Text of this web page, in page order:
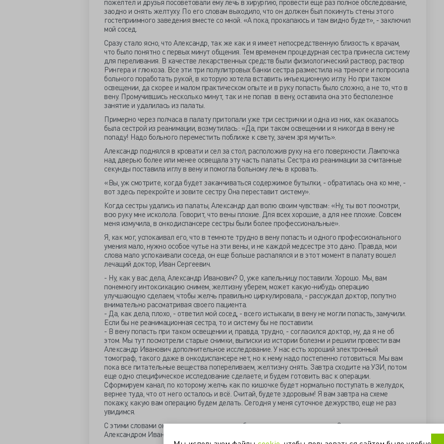
пожелтел и друзья посоветовали ему лечь в хирургию, провести еще раз полное обследование,
заодно и снять желтуху. По его словам выходило, что он должен был покинуть стены этого
гостеприимного заведения вместе со мной. «А пока, прокапаюсь и там видно будет», - заключил
мой сосед.
Сразу стало ясно, что Александр, так же как и я имеет непосредственную близость к врачам,
что было понятно с первых минут общения. Тем временем процедурная сестра принесла систему
для переливания. В качестве лекарственных средств были физиологический раствор, раствор
Рингера и глюкоза. Все эти три полулитровых банки сестра разместила на треноге и попросила
больного поработать рукой, в которую хотела вставить инъекционную иглу. Но при таком
освещении, да скорее и малом практическом опыте и в руку попасть было сложно, а не то, что в
вену. Промучившись несколько минут, так и не попав в вену, оставила она это бесполезное
занятие и удалилась из палаты.
Примерно через полчаса в палату притопали уже три сестрички и одна из них, как оказалось
была сестрой из реанимации, возмутилась: «Да, при таком освещении и я никогда в вену не
попаду! Надо больного переместить поближе к свету, зачем зря мучить».
Александр поднялся в кровати и сел за стол, расположив руку на его поверхности. Лампочка
над дверью более или менее освещала эту часть палаты. Сестра из реанимации за считанные
секунды поставила иглу в вену и помогла больному лечь в кровать.
«Вы, уж смотрите, когда будет заканчиваться содержимое бутылки, - обратилась она ко мне, -
вот здесь перекройте и зовите сестру. Она переставит систему».
Когда сестры удались из палаты, Александр дал волю своим чувствам: «Ну, ты вот посмотри,
всю руку мне исколола. Говорит, что вены плохие. Для всех хорошие, а для нее плохие. Совсем
меня измучила, в онкодиспансере сестры были более профессиональные».
Я, как мог, успокаивал его, что в темноте трудно в вену попасть и одного профессионального
умения мало, нужно особое чутье на эти вены, и не каждой медсестре это дано. Правда, мои
слова мало успокаивали соседа, он еще больше распалялся и в этот момент в палату вошел
лечащий доктор, Иван Сергеевич.
- Ну, как у вас дела, Александр Иванович? О, уже капельницу поставили. Хорошо. Мы, вам
понемногу интоксикацию снимем, желтизну уберем, может какую-нибудь операцию
улучшающую сделаем, чтобы желчь правильно циркулировала, - рассуждал доктор, попутно
внимательно рассматривая своего пациента.
- Да, как дела, плохо, - ответил мой сосед, - всего истыкали, в вену не могли попасть, замучили.
Если бы не реанимационная сестра, то и систему бы не поставили.
- В вену попасть при таком освещении и, правда, трудно, - согласился доктор, ну, да я не об
этом. Мы тут посмотрели старые снимки, выписки из истории болезни и решили провести вам
Александр Иванович дополнительное исследование. У нас есть хороший электронный
томограф, такого даже в онкодиспансере нет, но к нему надо постепенно готовиться. Мы вам
пока все питательные вещества попереливаем, желтизну снять. Завтра сходите на УЗИ, потом
еще одно специфическое исследование сделаете, и будем готовить вас к операции.
Сформируем канал, по которому желчь как по кишочке будет нормально поступать в желудок,
вернее туда, что от него осталось и всё. Считай, будете здоровым! Я вам завтра на схеме
покажу, какую вам операцию будем делать. Сегодня у меня суточное дежурство, еще не раз
увидимся.
С этими словами он попрощался и ушел, пообещав заглянуть перед сном. Остались мы с
Александром Ивановичем вдвоем. И вот о чем он поведал мне свою историю.